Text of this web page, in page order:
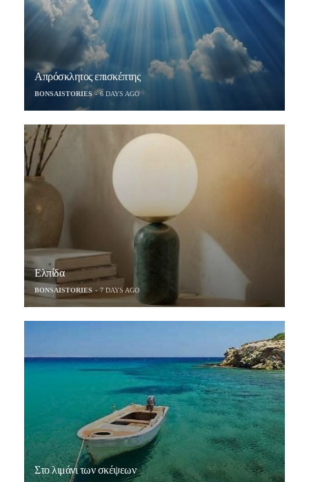
Απρόσκλητος επισκέπτης
BONSAISTORIES 6 DAYS AGO
Ελπίδα
BONSAISTORIES 7 DAYS AGO
Στο λιμάνι των σκέψεων